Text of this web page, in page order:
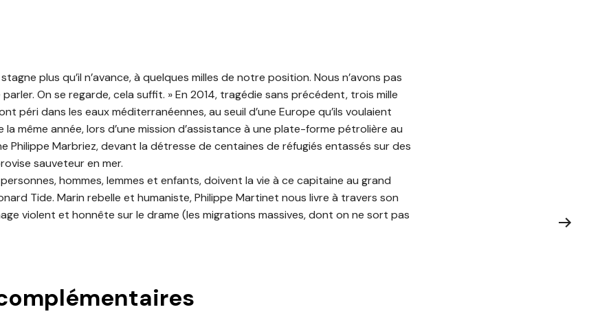
plus qu’il n’avance, à quelques milles de notre position. Nous n’avons pas
On se regarde, cela suffit. » En 2014, tragédie sans précédent, trois mille
péri dans les eaux méditerranéennes, au seuil d’une Europe qu’ils voulaient
même année, lors d’une mission d’assistance à une plate-forme pétrolière au
Philippe Marbriez, devant la détresse de centaines de réfugiés entassés sur des
sauveteur en mer.
hommes, lemmes et enfants, doivent la vie à ce capitaine au grand
Tide. Marin rebelle et humaniste, Philippe Martinet nous livre à travers son
violent et honnête sur le drame (les migrations massives, dont on ne sort pas